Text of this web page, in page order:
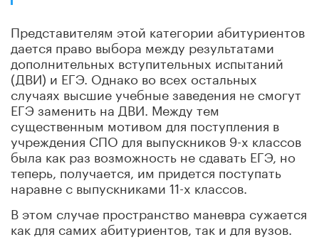
Представителям этой категории абитуриентов
дается право выбора между результатами
дополнительных вступительных испытаний
(ДВИ) и ЕГЭ. Однако во всех остальных
случаях высшие учебные заведения не смогут
ЕГЭ заменить на ДВИ. Между тем
существенным мотивом для поступления в
учреждения СПО для выпускников 9-х классов
была как раз возможность не сдавать ЕГЭ, но
теперь, получается, им придется поступать
наравне с выпускниками 11-х классов.
В этом случае пространство маневра сужается
как для самих абитуриентов, так и для вузов.